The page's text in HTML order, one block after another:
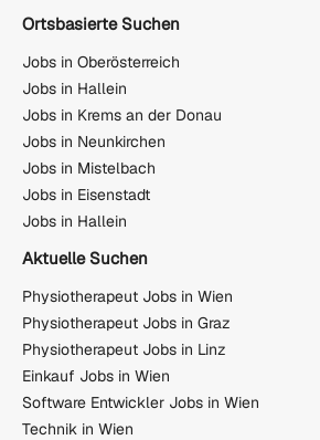
Ortsbasierte Suchen
Jobs in Oberösterreich
Jobs in Hallein
Jobs in Krems an der Donau
Jobs in Neunkirchen
Jobs in Mistelbach
Jobs in Eisenstadt
Jobs in Hallein
Aktuelle Suchen
Physiotherapeut Jobs in Wien
Physiotherapeut Jobs in Graz
Physiotherapeut Jobs in Linz
Einkauf Jobs in Wien
Software Entwickler Jobs in Wien
Technik in Wien